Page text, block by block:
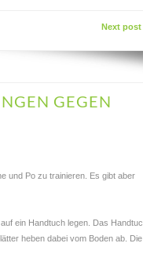
Next
GEGEN
und Po zu trainieren. Es gibt aber
ein Handtuch legen. Das
heben dabei vom Boden ab. Die